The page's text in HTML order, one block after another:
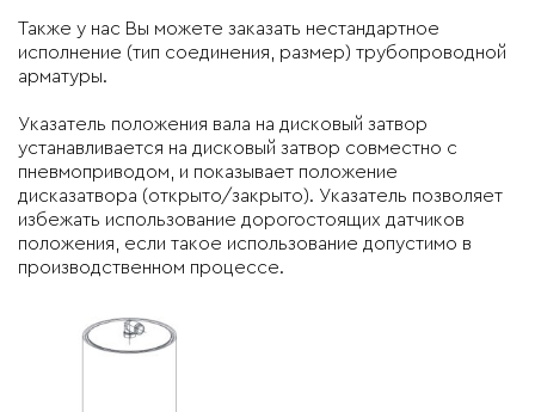
Также у нас Вы можете заказать нестандартное
исполнение (тип соединения, размер) трубопроводной
арматуры.
Указатель положения вала на дисковый затвор
устанавливается на дисковый затвор совместно с
пневмоприводом, и показывает положение
дисказатвора (открыто/закрыто). Указатель позволяет
избежать использование дорогостоящих датчиков
положения, если такое использование допустимо в
производственном процессе.